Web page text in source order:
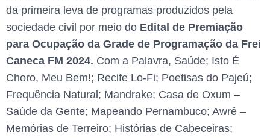
da primeira leva de programas produzidos pela
sociedade civil por meio do Edital de Premiação
para Ocupação da Grade de Programação da Frei
Caneca FM 2024. Com a Palavra, Saúde; Isto É
Choro, Meu Bem!; Recife Lo-Fi; Poetisas do Pajeú;
Frequência Natural; Mandrake; Casa de Oxum –
Saúde da Gente; Mapeando Pernambuco; Awrê –
Memórias de Terreiro; Histórias de Cabeceiras;